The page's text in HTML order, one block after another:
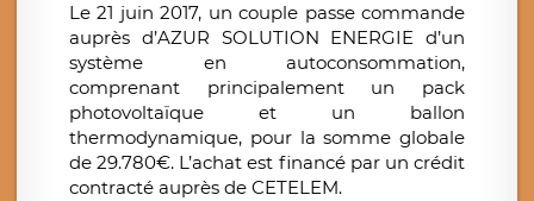
Le 21 juin 2017, un couple passe commande
auprès d’AZUR SOLUTION ENERGIE d’un
système en autoconsommation,
comprenant principalement un pack
photovoltaïque et un ballon
thermodynamique, pour la somme globale
de 29.780€. L’achat est financé par un crédit
contracté auprès de CETELEM.